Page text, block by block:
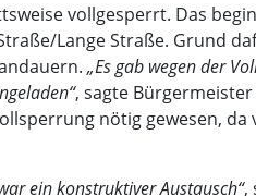
vollgesperrt. Das
Lange Straße. Grund
„Es gab wegen der
, sagte
nötig gewesen,
ein konstruktiver Austausch“,